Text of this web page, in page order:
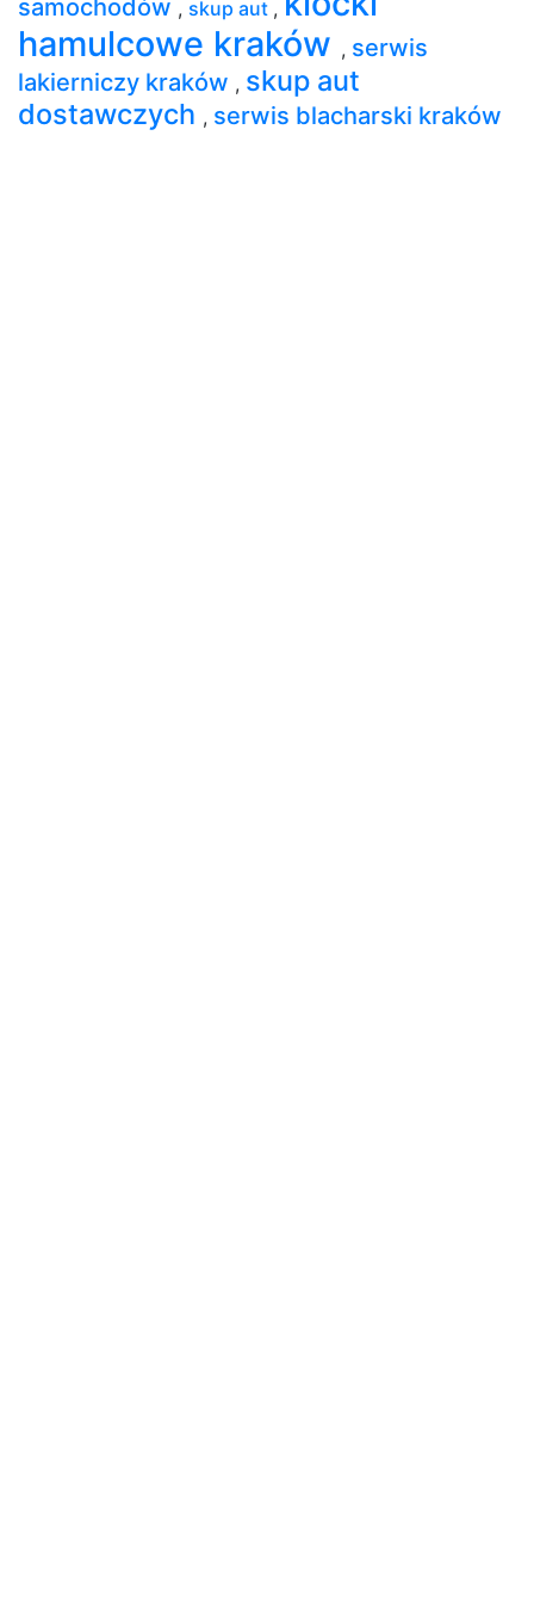
samochodów , skup aut ,
hamulcowe kraków , serwis
lakierniczy kraków , skup aut
dostawczych , serwis blacharski kraków